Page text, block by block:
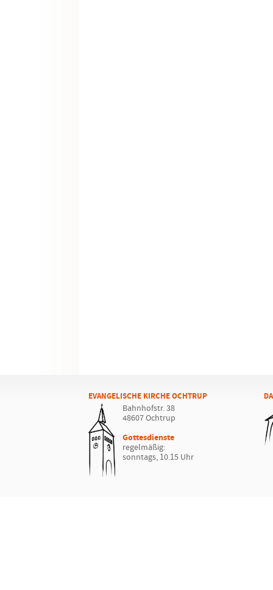
EVANGELISCHE KIRCHE OCHTRUP
Bahnhofstr. 38
48607 Ochtrup
Gottesdienste
regelmäßig:
sonntags, 10.15 Uhr